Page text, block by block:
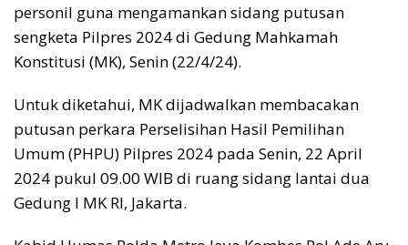
personil guna mengamankan sidang putusan
sengketa Pilpres 2024 di Gedung Mahkamah
Konstitusi (MK), Senin (22/4/24).
Untuk diketahui, MK dijadwalkan membacakan
putusan perkara Perselisihan Hasil Pemilihan
Umum (PHPU) Pilpres 2024 pada Senin, 22 April
2024 pukul 09.00 WIB di ruang sidang lantai dua
Gedung I MK RI, Jakarta.